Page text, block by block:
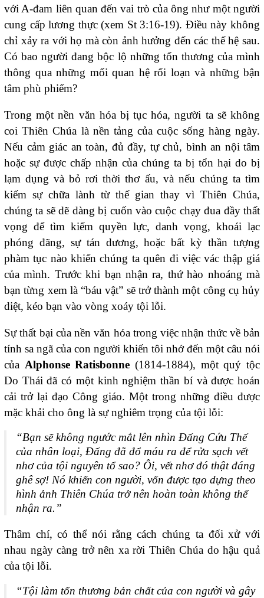
với A-đam liên quan đến vai trò của ông như một người
cung cấp lương thực (xem St 3:16-19). Điều này không
chỉ xảy ra với họ mà còn ảnh hưởng đến các thế hệ sau.
Có bao người đang bộc lộ những tổn thương của mình
thông qua những mối quan hệ rối loạn và những bận
tâm phù phiếm?
Trong một nền văn hóa bị tục hóa, người ta sẽ không
coi Thiên Chúa là nền tảng của cuộc sống hàng ngày.
Nếu cảm giác an toàn, đủ đầy, tự chủ, bình an nội tâm
hoặc sự được chấp nhận của chúng ta bị tổn hại do bị
lạm dụng và bỏ rơi thời thơ ấu, và nếu chúng ta tìm
kiếm sự chữa lành từ thế gian thay vì Thiên Chúa,
chúng ta sẽ dẽ dàng bị cuốn vào cuộc chạy đua đầy thất
vọng để tìm kiếm quyền lực, danh vọng, khoái lạc
phóng đãng, sự tán dương, hoặc bất kỳ thần tượng
phàm tục nào khiến chúng ta quên đi việc vác thập giá
của mình. Trước khi bạn nhận ra, thứ hào nhoáng mà
bạn từng xem là “báu vật” sẽ trở thành một công cụ hủy
diệt, kéo bạn vào vòng xoáy tội lỗi.
Sự thất bại của nền văn hóa trong việc nhận thức về bản
tính sa ngã của con người khiến tôi nhớ đến một câu nói
của Alphonse Ratisbonne (1814-1884), một quý tộc
Do Thái đã có một kinh nghiệm thần bí và được hoán
cải trở lại đạo Công giáo. Một trong những điều được
mặc khải cho ông là sự nghiêm trọng của tội lỗi:
“Bạn sẽ không ngước mắt lên nhìn Đấng Cứu Thế
của nhân loại, Đấng đã đổ máu ra để rửa sạch vết
nhơ của tội nguyên tổ sao? Ôi, vết nhơ đó thật đáng
ghê sợ! Nó khiến con người, vốn được tạo dựng theo
hình ảnh Thiên Chúa trở nên hoàn toàn không thể
nhận ra.”
Thâm chí, có thể nói rằng cách chúng ta đối xử với
nhau ngày càng trở nên xa rời Thiên Chúa do hậu quả
của tội lỗi.
“Tội làm tổn thương bản chất của con người và gây